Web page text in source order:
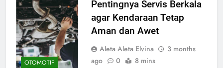
OTOMOTIF
Pentingnya Servis Berkala
agar Kendaraan Tetap
Aman dan Awet
Aleta Aleta Elvina
3 months
ago
0 8 mins